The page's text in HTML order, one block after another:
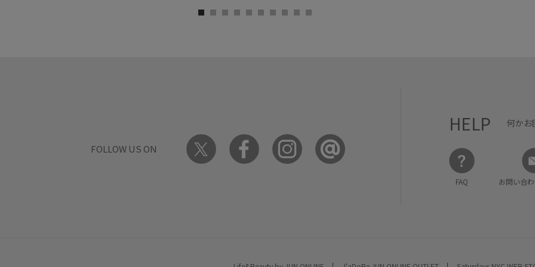
FOLLOW US ON
HELP 何かお
FAQ お問い合